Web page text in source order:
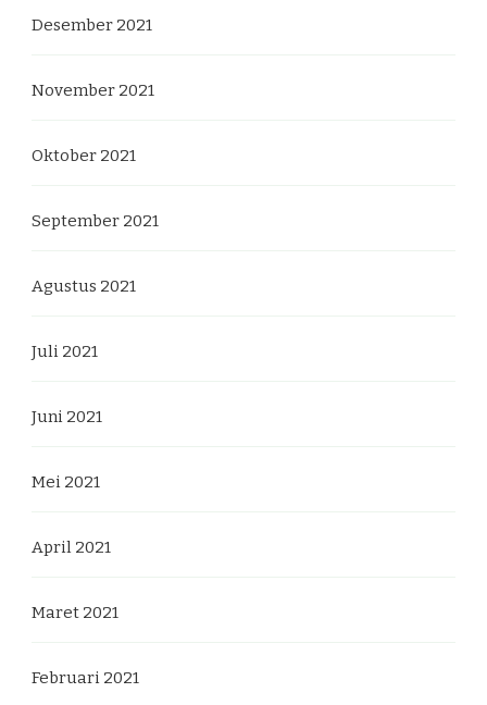
Desember 2021
November 2021
Oktober 2021
September 2021
Agustus 2021
Juli 2021
Juni 2021
Mei 2021
April 2021
Maret 2021
Februari 2021